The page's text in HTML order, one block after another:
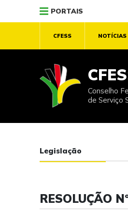
PORTAIS
CFESS NOTÍCIAS
Conselho
de Serviço
Legislação
RESOLUÇÃO